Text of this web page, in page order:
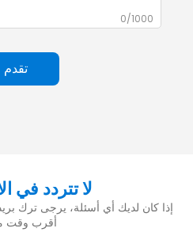
0/1000
تقدم
لا تتردد في
إذا كان لديك أي أسئلة، يرجى ترك
أقرب وقت